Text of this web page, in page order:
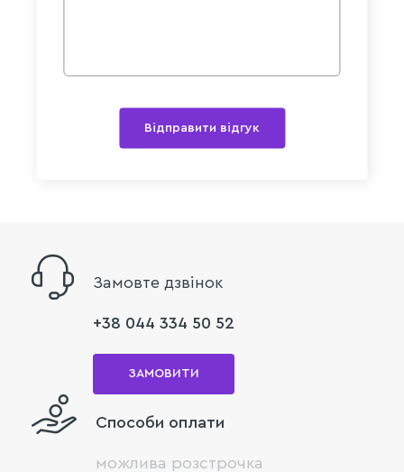
Відправити відгук
Замовте дзвінок
+38 044 334 50 52
ЗАМОВИТИ
Способи оплати
можлива розстрочка